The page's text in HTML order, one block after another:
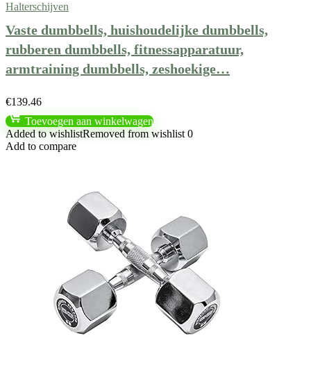
Halterschijven
Vaste dumbbells, huishoudelijke dumbbells,
rubberen dumbbells, fitnessapparatuur,
armtraining dumbbells, zeshoekige…
€139.46
Toevoegen aan winkelwagen
Added to wishlistRemoved from wishlist 0
Add to compare